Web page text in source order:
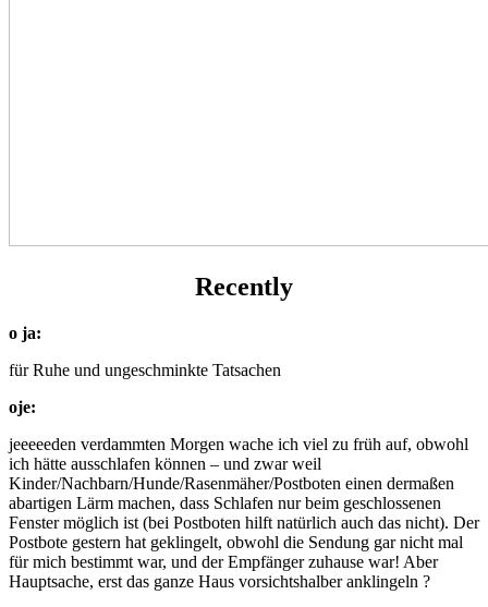
Recently
o ja:
für Ruhe und ungeschminkte Tatsachen
oje:
jeeeeeden verdammten Morgen wache ich viel zu früh auf, obwohl
ich hätte ausschlafen können – und zwar weil
Kinder/Nachbarn/Hunde/Rasenmäher/Postboten einen dermaßen
abartigen Lärm machen, dass Schlafen nur beim geschlossenen
Fenster möglich ist (bei Postboten hilft natürlich auch das nicht). Der
Postbote gestern hat geklingelt, obwohl die Sendung gar nicht mal
für mich bestimmt war, und der Empfänger zuhause war! Aber
Hauptsache, erst das ganze Haus vorsichtshalber anklingeln ?